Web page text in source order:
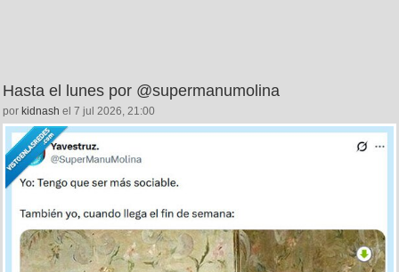
Hasta el lunes por @supermanumolina
por kidnash el 7 jul 2026, 21:00